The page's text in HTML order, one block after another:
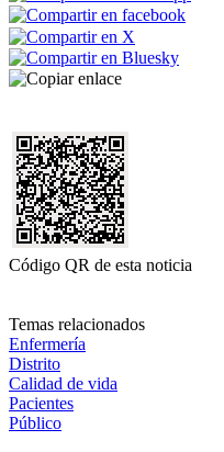
Código QR de esta noticia
Temas relacionados
Enfermería
Distrito
Calidad de vida
Pacientes
Público